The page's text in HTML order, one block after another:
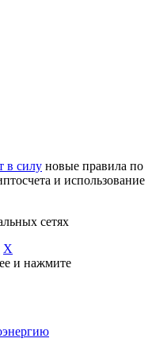
в силу новые правила по
и использование
сетях
X
и нажмите